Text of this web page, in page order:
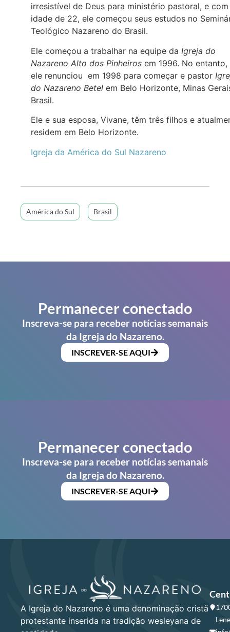
irresistível de Deus para ministério pastoral, e
idade de 22, ele começou seus estudos no
Teológico Nazareno do Brasil.
Ele começou a trabalhar na equipe da Igreja do
Nazareno Alto dos Pinheiros em 1996. No entanto,
ele renunciou em 1998 para começar e pastor
do Nazareno Betel em Belo Horizonte, Minas
Brasil.
Ele e sua esposa, Vivane, têm três filhos e
residem em Belo Horizonte.
Igreja da América do Sul Nazareno
América do Sul Brasil
Permanecer conectado
Inscreva-se para receber notícias semanais
da Igreja do Nazareno.
INSCREVER-SE AQUI
Permanecer conectado
Inscreva-se para receber notícias semanais
da Igreja do Nazareno.
INSCREVER-SE AQUI
A Igreja do Nazareno é uma denominação cristã
protestante inserida na tradição wesleyana de